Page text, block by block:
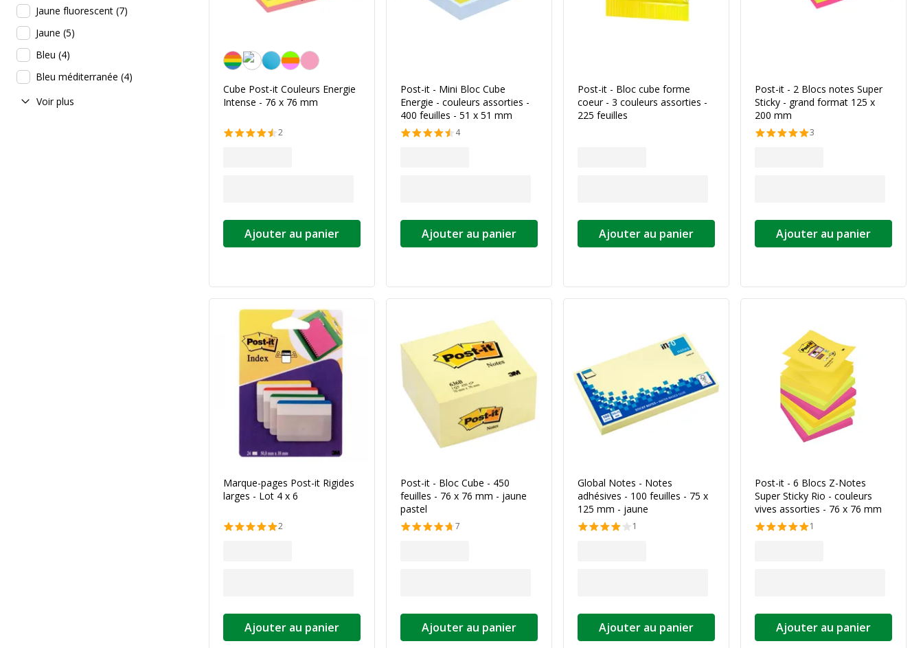
Jaune fluorescent (7)
Jaune (5)
Bleu (4)
Bleu méditerranée (4)
Voir plus
Couleurs assorties tendances
Cube Post-it Couleurs Energie
Intense - 76 x 76 mm
2
Ajouter au panier
Post-it - Mini Bloc Cube
Energie - couleurs assorties -
400 feuilles - 51 x 51 mm
4
Ajouter au panier
Post-it - Bloc cube forme
coeur - 3 couleurs assorties -
225 feuilles
Ajouter au panier
Post-it - 2 Blocs notes Super
Sticky - grand format 125 x
200 mm
3
Ajouter au panier
Marque-pages Post-it Rigides
larges - Lot 4 x 6
2
Ajouter au panier
Post-it - Bloc Cube - 450
feuilles - 76 x 76 mm - jaune
pastel
7
Ajouter au panier
Global Notes - Notes
adhésives - 100 feuilles - 75 x
125 mm - jaune
1
Ajouter au panier
Post-it - 6 Blocs Z-Notes
Super Sticky Rio - couleurs
vives assorties - 76 x 76 mm
1
Ajouter au panier